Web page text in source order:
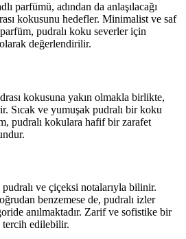
parfümü, adından da anlaşılacağı
kokusunu hedefler. Minimalist ve saf
pudralı koku severler için
değerlendirilir.
kokusuna yakın olmakla birlikte,
Sıcak ve yumuşak pudralı bir koku
pudralı kokulara hafif bir zarafet
ve çiçeksi notalarıyla bilinir.
benzemese de, pudralı izler
anılmaktadır. Zarif ve sofistike bir
tercih edilebilir.